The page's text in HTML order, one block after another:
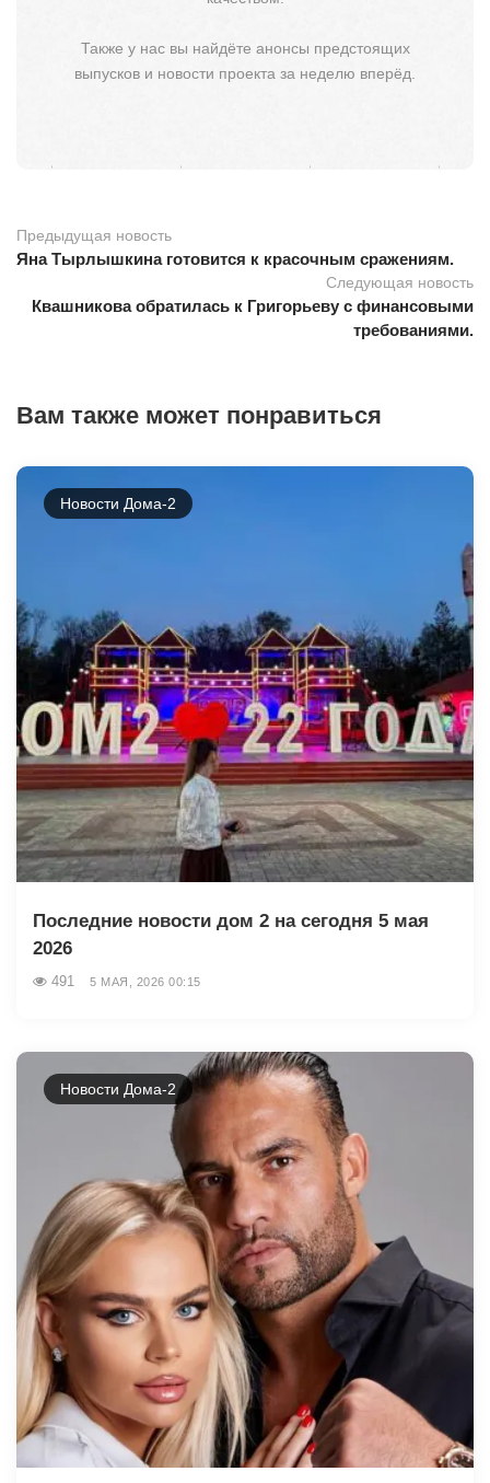
Также у нас вы найдёте анонсы предстоящих
выпусков и новости проекта за неделю вперёд.
Предыдущая новость
Яна Тырлышкина готовится к красочным сражениям.
Следующая новость
Квашникова обратилась к Григорьеву с финансовыми
требованиями.
Вам также может понравиться
Новости Дома-2
Последние новости дом 2 на сегодня 5 мая
2026
491 5 МАЯ, 2026 00:15
Новости Дома-2